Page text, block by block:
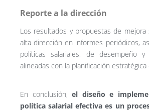
Reporte a la dirección
Los resultados y propuestas de
alta dirección en informes periódicos,
políticas salariales, de desempeño
alineadas con la planificación
En conclusión,el diseño e
política salarial efectiva es un